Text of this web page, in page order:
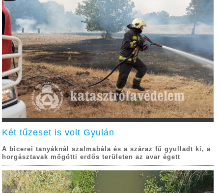
Két tűzeset is volt Gyulán
A bicerei tanyáknál szalmabála és a száraz fű gyulladt ki, a
horgásztavak mögötti erdős területen az avar égett